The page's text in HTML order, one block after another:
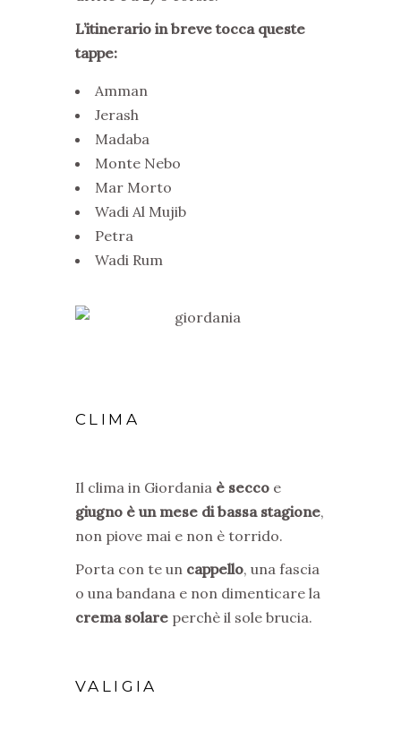
L’itinerario in breve tocca queste
tappe:
Amman
Jerash
Madaba
Monte Nebo
Mar Morto
Wadi Al Mujib
Petra
Wadi Rum
CLIMA
Il clima in Giordania è secco e
giugno è un mese di bassa stagione,
non piove mai e non è torrido.
Porta con te un cappello, una fascia
o una bandana e non dimenticare la
crema solare perchè il sole brucia.
VALIGIA